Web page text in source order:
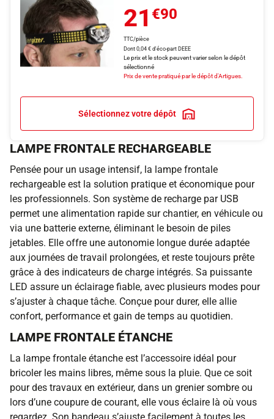
21 €90
TTC/pièce
Dont 0,04 € d'éco-part DEEE
Le prix et le stock peuvent varier selon le dépôt
sélectionné
Prix de vente pratiqué par le dépôt d'Artigues.
Sélectionnez votre dépôt
LAMPE FRONTALE RECHARGEABLE
Pensée pour un usage intensif, la lampe frontale
rechargeable est la solution pratique et économique pour
les professionnels. Son système de recharge par USB
permet une alimentation rapide sur chantier, en véhicule ou
via une batterie externe, éliminant le besoin de piles
jetables. Elle offre une autonomie longue durée adaptée
aux journées de travail prolongées, et reste toujours prête
grâce à des indicateurs de charge intégrés. Sa puissante
LED assure un éclairage fiable, avec plusieurs modes pour
s’ajuster à chaque tâche. Conçue pour durer, elle allie
confort, performance et gain de temps au quotidien.
LAMPE FRONTALE ÉTANCHE
La lampe frontale étanche est l’accessoire idéal pour
bricoler les mains libres, même sous la pluie. Que ce soit
pour des travaux en extérieur, dans un grenier sombre ou
lors d’une coupure de courant, elle vous éclaire là où vous